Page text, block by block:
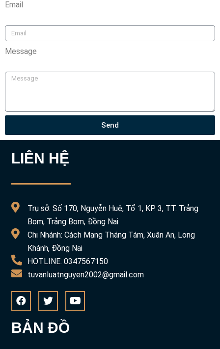
Email
Message
Send
LIÊN HỆ
Trụ sở: Số 170, Nguyễn Huệ, Tổ 1, KP. 3, TT. Trảng
Bom, Trảng Bom, Đồng Nai
Chi Nhánh: Cách Mạng Tháng Tám, Xuân An, Long
Khánh, Đồng Nai
HOTLINE: 0347567150
tuvanluatnguyen2002@gmail.com
BẢN ĐỒ